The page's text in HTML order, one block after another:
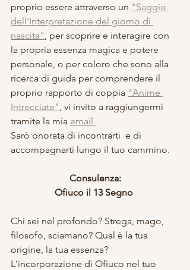
proprio essere attraverso un "Saggio
dell'Interpretazione del giorno di
nascita" , per scoprire e interagire con
la propria essenza magica e potere
personale, o per coloro che sono alla
ricerca di guida per comprendere il
proprio rapporto di coppia "Anime
Intrecciate" , vi invito a raggiungermi
tramite la mia email.
Sarò onorata di incontrarti  e di
accompagnarti lungo il tuo cammino.
Consulenza:
Ofiuco il 13 Segno
Chi sei nel profondo? Strega, mago,
filosofo, sciamano? Qual è la tua
origine, la tua essenza?
L'incorporazione di Ofiuco nel tuo